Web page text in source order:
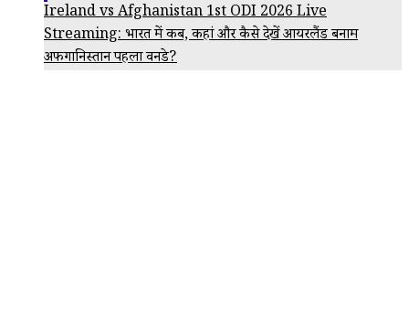
Ireland vs Afghanistan 1st ODI 2026 Live
Streaming: भारत में कब, कहां और कैसे देखें आयरलैंड बनाम
अफगानिस्तान पहला वनडे?